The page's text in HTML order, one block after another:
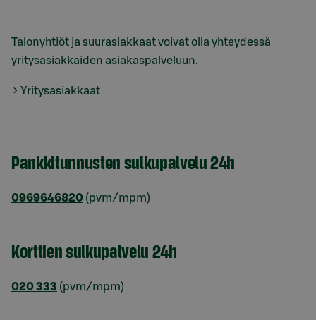
Talonyhtiöt ja suurasiakkaat voivat olla yhteydessä
yritysasiakkaiden asiakaspalveluun.
Yritysasiakkaat
Pankkitunnusten sulkupalvelu 24h
0969646820 (pvm/mpm)
Korttien sulkupalvelu 24h
020 333 (pvm/mpm)